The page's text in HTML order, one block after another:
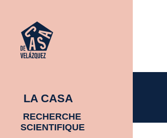
LA CASA
RECHERCHE
SCIENTIFIQUE